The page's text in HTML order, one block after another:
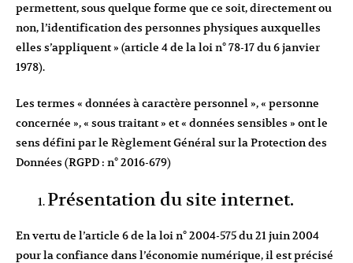
permettent, sous quelque forme que ce soit, directement ou
non, l’identification des personnes physiques auxquelles
elles s’appliquent » (article 4 de la loi n° 78-17 du 6 janvier
1978).
Les termes « données à caractère personnel », « personne
concernée », « sous traitant » et « données sensibles » ont le
sens défini par le Règlement Général sur la Protection des
Données (RGPD : n° 2016-679)
Présentation du site internet.
En vertu de l’article 6 de la loi n° 2004-575 du 21 juin 2004
pour la confiance dans l’économie numérique, il est précisé